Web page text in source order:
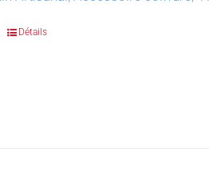
Détails